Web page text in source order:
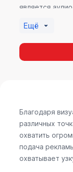
является
местах
покупателя в
Indoor рекламы.
Ещё
Благодаря
различных
охватить
подача
охватывает